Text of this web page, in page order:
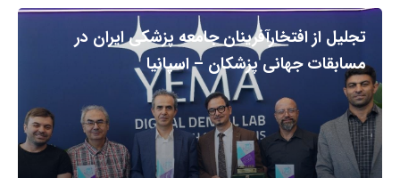
تجلیل از افتخارآفرینان جامعه پزشکی ایران در
مسابقات جهانی پزشکان – اسپانیا